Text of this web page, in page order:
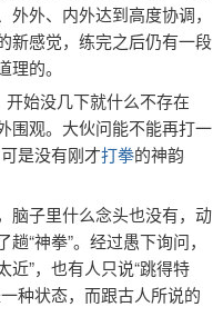
外、内外达到高度协调，
新感觉，练完之后仍有一段
的。
开始没几下就什么不存在
围观。大伙问能不能再打一
是没有刚才打拳的神韵
脑子里什么念头也没有，动
“神拳”。经过愚下询问，
近”，也有人只说“跳得特
种状态，而跟古人所说的